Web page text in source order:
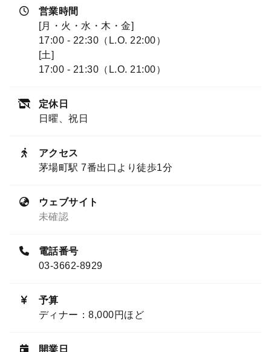
営業時間
[月・火・水・木・金]
17:00 - 22:30（L.O. 22:00）
[土]
17:00 - 21:30（L.O. 21:00）
定休日
日曜、祝日
アクセス
茅場町駅 7番出口より徒歩1分
ウェブサイト
未確認
電話番号
03-3662-8929
予算
ディナー：8,000円ほど
開業日